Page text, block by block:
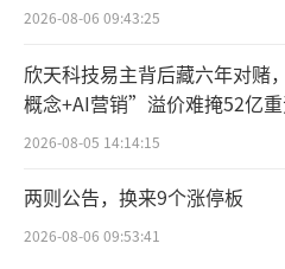
了前置准备。
于阿里而言，站到
意义。业务层面，其为
供了AI时代的组织形式
了阿里眼中，“超级
进路径。
点”
2026-08-06 09:43:25
欣天科技易主背后藏六年对赌
概念+AI营销”溢价难掩52亿
验
2026-08-05 14:14:15
两则公告，换来9个涨停板
2026-08-06 09:53:41